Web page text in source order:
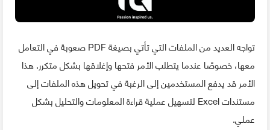
تواجه العديد من الملفات التي تأتي بصيغة PDF صعوبة في التعامل
معها، خصوصًا عندما يتطلب الأمر فتحها وإغلاقها بشكل متكرر. هذا
الأمر قد يدفع المستخدمين إلى الرغبة في تحويل هذه الملفات إلى
مستندات Excel لتسهيل عملية قراءة المعلومات والتحليل بشكل
عملي.